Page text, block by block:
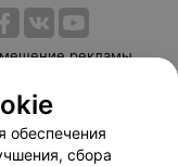
рекламы
оплаты
обеспечения
сбора